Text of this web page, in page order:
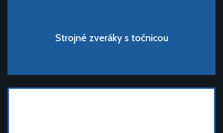
Strojné zveráky s točnicou